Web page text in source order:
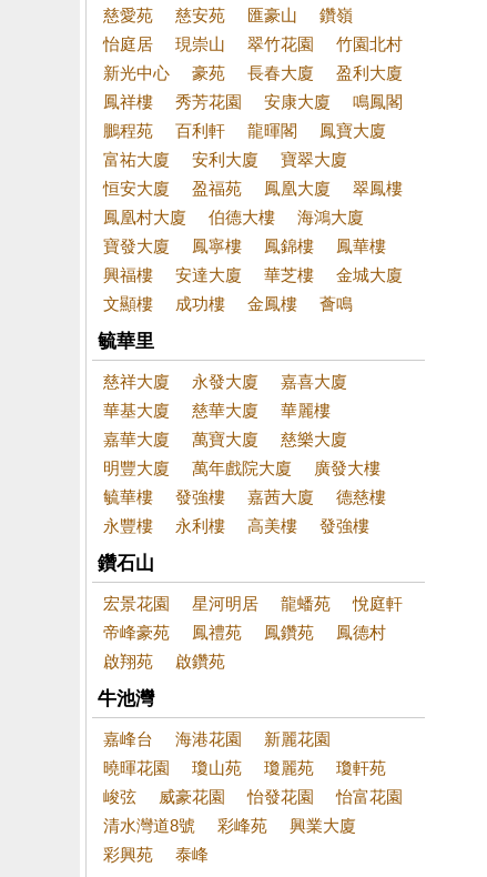
慈愛苑 慈安苑 匯豪山
鑽嶺
怡庭居
現崇山 翠竹花園
竹園北村
新光中心
豪苑 長春大廈
盈利大廈
鳳祥樓
秀芳花園 安康大廈
鳴鳳閣
鵬程苑
百利軒 龍暉閣
鳳寶大廈
富祐大廈
安利大廈
寶翠大廈
恒安大廈
盈福苑 鳳凰大廈
翠鳳樓
鳳凰村大廈
伯德大樓
海鴻大廈
寶發大廈
鳳寧樓 鳳錦樓
鳳華樓
興福樓
安達大廈 華芝樓
金城大廈
文顯樓
成功樓 金鳳樓 薈鳴
毓華里
慈祥大廈 永發大廈
嘉喜大廈
華基大廈
慈華大廈
華麗樓
嘉華大廈
萬寶大廈
慈樂大廈
明豐大廈
萬年戲院大廈
廣發大樓
毓華樓
發強樓 嘉茜大廈
德慈樓
永豐樓
永利樓 高美樓 發強樓
鑽石山
宏景花園 星河明居 龍蟠苑
悅庭軒
帝峰豪苑
鳳禮苑 鳳鑽苑
鳳德村
啟翔苑
啟鑽苑
牛池灣
嘉峰台 海港花園
新麗花園
曉暉花園
瓊山苑 瓊麗苑
瓊軒苑
峻弦
威豪花園 怡發花園
怡富花園
清水灣道8號
彩峰苑
興業大廈
彩興苑
泰峰